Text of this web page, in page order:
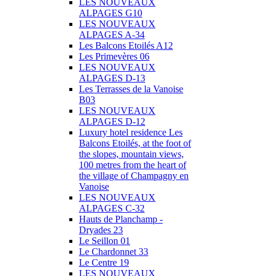
LES NOUVEAUX
ALPAGES G10
LES NOUVEAUX
ALPAGES A-34
Les Balcons Etoilés A12
Les Primevères 06
LES NOUVEAUX
ALPAGES D-13
Les Terrasses de la Vanoise
B03
LES NOUVEAUX
ALPAGES D-12
Luxury hotel residence Les
Balcons Etoilés, at the foot of
the slopes, mountain views,
100 metres from the heart of
the village of Champagny en
Vanoise
LES NOUVEAUX
ALPAGES C-32
Hauts de Planchamp -
Dryades 23
Le Seillon 01
Le Chardonnet 33
Le Centre 19
LES NOUVEAUX